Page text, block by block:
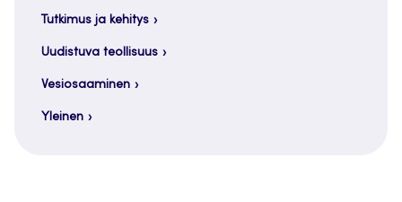
Tutkimus ja kehitys
Uudistuva teollisuus
Vesiosaaminen
Yleinen